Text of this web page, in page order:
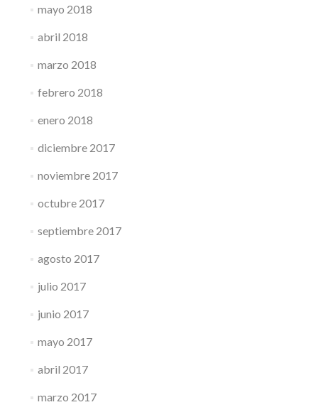
mayo 2018
abril 2018
marzo 2018
febrero 2018
enero 2018
diciembre 2017
noviembre 2017
octubre 2017
septiembre 2017
agosto 2017
julio 2017
junio 2017
mayo 2017
abril 2017
marzo 2017